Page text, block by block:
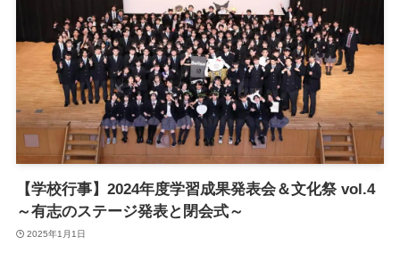
【学校行事】2024年度学習成果発表会＆文化祭 vol.4
～有志のステージ発表と閉会式～
2025年1月1日